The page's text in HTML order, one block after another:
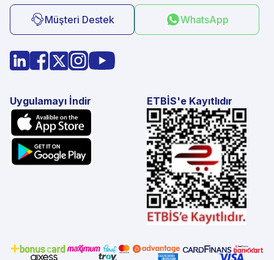
Müşteri Destek WhatsApp
Uygulamayı İndir ETBİS'e Kayıtlıdır